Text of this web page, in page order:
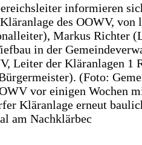
informieren
des OOWV, von
Markus Richter
in der
Leiter der Kläranlagen 1
(Foto:
vor einigen Wochen
Kläranlage erneut
am Nachklärbec